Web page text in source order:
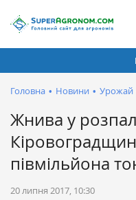
Головна • Новини • Урожай
Жнива у
півмільйона
20 липня 2017, 10:30